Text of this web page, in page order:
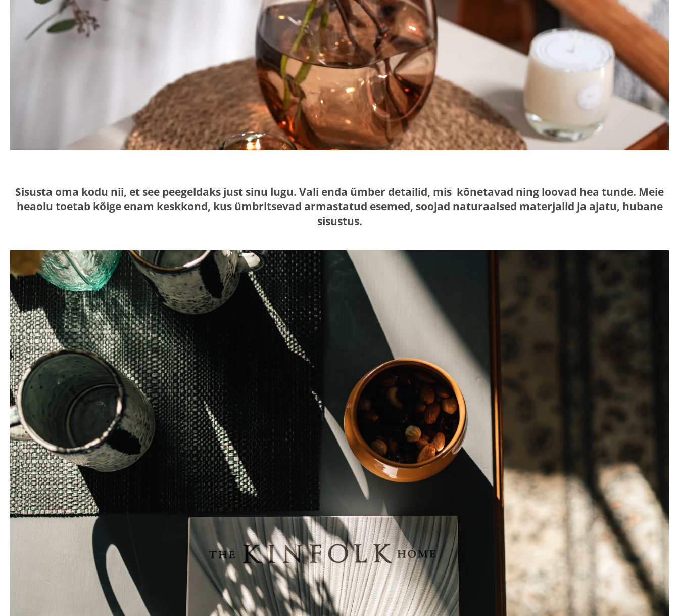
Sisusta oma kodu nii, et see peegeldaks just sinu lugu. Vali enda ümber detailid, mis kõnetavad ning loovad hea tunde. Meie
heaolu toetab kõige enam keskkond, kus ümbritsevad armastatud esemed, soojad naturaalsed materjalid ja ajatu, hubane
sisustus.